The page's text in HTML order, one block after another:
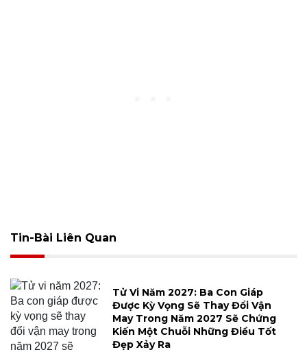
Tin-Bài Liên Quan
Tử Vi Năm 2027: Ba Con Giáp
Được Kỳ Vọng Sẽ Thay Đổi Vận
May Trong Năm 2027 Sẽ Chứng
Kiến Một Chuỗi Những Điều Tốt
Đẹp Xảy Ra